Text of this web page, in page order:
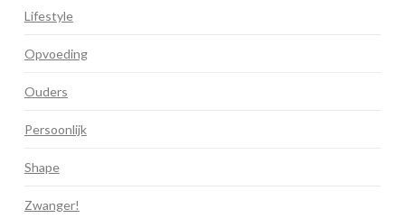
Lifestyle
Opvoeding
Ouders
Persoonlijk
Shape
Zwanger!